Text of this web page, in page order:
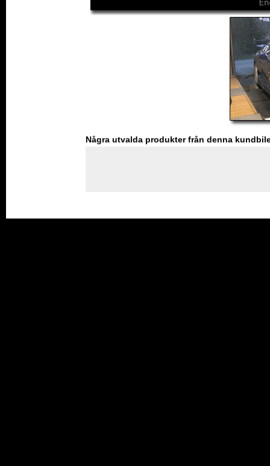
Några utvalda produkter från denna